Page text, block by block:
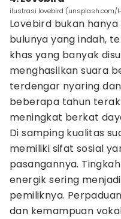
ilustrasi lovebird (unsplash.com/
Lovebird bukan
bulunya yang indah,
khas yang banyak
menghasilkan suara
terdengar nyaring
beberapa tahun
meningkat berkat
Di samping kualitas
memiliki sifat sosial
pasangannya.
energik sering
pemiliknya.
dan kemampuan